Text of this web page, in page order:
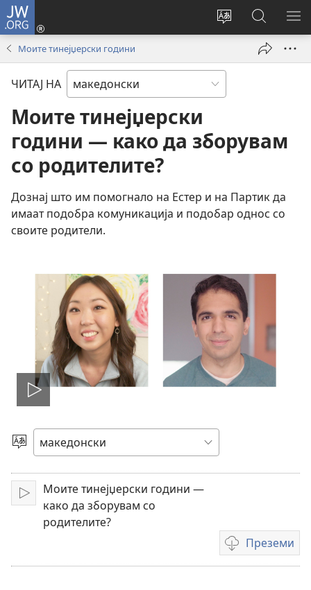
JW.ORG
Смени
јазикот
на
страницата
Најави
се
window)
на
JW.ORG/
Моите тинејџерски години
ЧИТАЈ НА
Моите тинејџерски
години — како да зборувам
со родителите?
Дознај што им помогнало на Естер и на Партик да
имаат подобра комуникација и подобар однос со
своите родители.
Пушти
Избери
јазик
Пушти
Моите тинејџерски години —
како да зборувам со
родителите?
Преземи
Опции
за